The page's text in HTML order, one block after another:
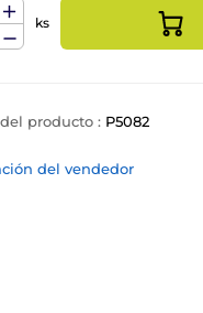
ks
producto : P5082
del vendedor